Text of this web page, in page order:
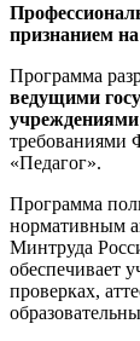
признанием
Программа
ведущими
учреждениями
требованиями
«Педагог».
Программа
нормативным
Минтруда
обеспечивает
проверках,